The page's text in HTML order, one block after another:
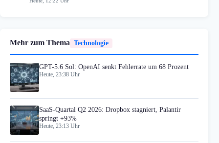
Mehr zum Thema Technologie
GPT-5.6 Sol: OpenAI senkt Fehlerrate um 68 Prozent
Heute, 23:38 Uhr
SaaS-Quartal Q2 2026: Dropbox stagniert, Palantir
springt +93%
Heute, 23:13 Uhr